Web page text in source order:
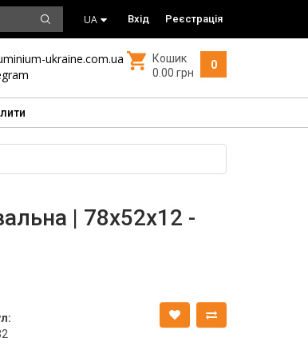
UA Вхід Реєстрація
ukraine.com.ua
0
Кошик
0.00 грн
| 78х52х12 -